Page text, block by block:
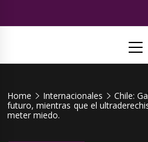
Home Internacionales
Chile:
futuro, mientras que el
meter miedo.